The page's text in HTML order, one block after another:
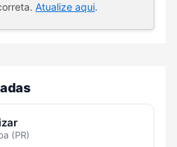
Atualize aqui.
(PR)